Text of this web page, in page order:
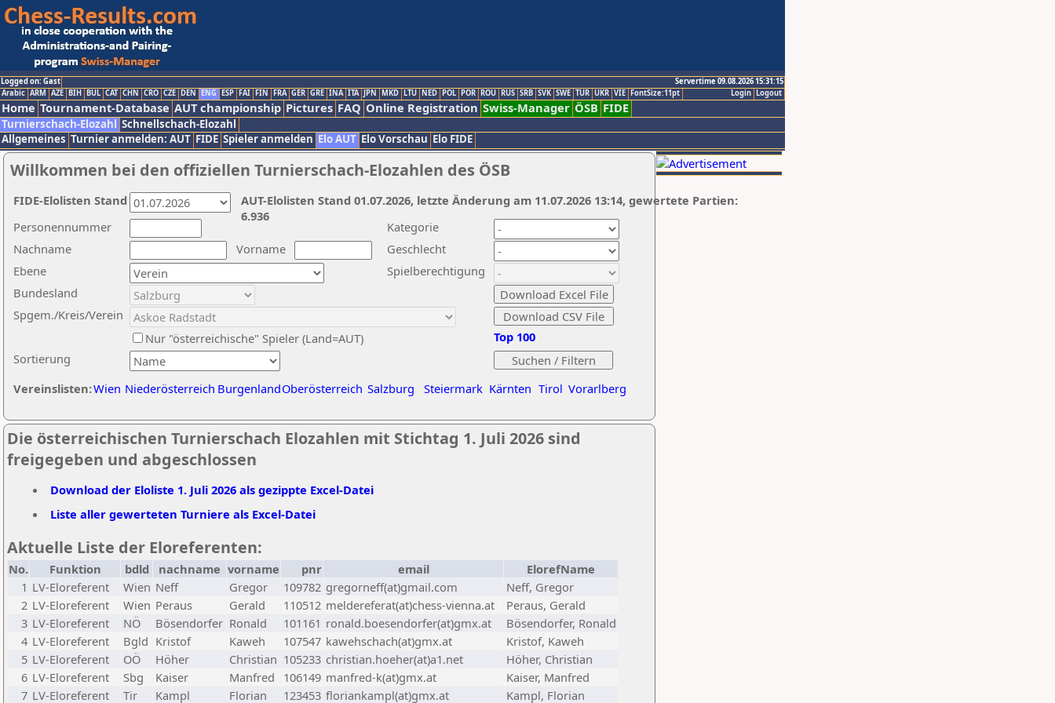
Logged on: Gast
Servertime 09.08.2026 15:31:15
Logout
Login
Arabic ARM AZE BIH BUL CAT CHN CRO CZE DEN ENG ESP FAI FIN FRA GER GRE INA ITA JPN MKD LTU NED POL POR ROU RUS SRB SVK SWE TUR UKR VIE FontSize:11pt
Home Tournament-Database AUT championship Pictures FAQ Online Registration Swiss-Manager ÖSB FIDE
Turnierschach-Elozahl Schnellschach-Elozahl
Allgemeines Turnier anmelden: AUT FIDE Spieler anmelden Elo AUT Elo Vorschau Elo FIDE
Willkommen bei den offiziellen Turnierschach-Elozahlen des ÖSB
Nachname
Vorname
Ebene
Kategorie
Sortierung
Personennummer
Bundesland
Spgem./Kreis/Verein
Geschlecht
Nur "österreichische" Spieler (Land=AUT)
Spielberechtigung
Vereinslisten:Wien Niederösterreich BurgenlandOberösterreich Salzburg Steiermark Kärnten Tirol Vorarlberg
Top 100
AUT-Elolisten Stand 01.07.2026, letzte Änderung am 11.07.2026 13:14, gewertete Partien:
6.936
FIDE-Elolisten Stand
Die österreichischen Turnierschach Elozahlen mit Stichtag 1. Juli 2026 sind
freigegeben und abgeschlossen
Download der Eloliste 1. Juli 2026 als gezippte Excel-Datei
Liste aller gewerteten Turniere als Excel-Datei
Aktuelle Liste der Eloreferenten:
No. Funktion bdld nachname vorname pnr email
ElorefName
1 LV-Eloreferent Wien Neff Gregor 109782 gregorneff(at)gmail.com
Neff, Gregor
2 LV-Eloreferent Wien Peraus Gerald 110512 meldereferat(at)chess-vienna.at
Peraus, Gerald
3 LV-Eloreferent NÖ Bösendorfer Ronald 101161 ronald.boesendorfer(at)gmx.at
Bösendorfer, Ronald
4 LV-Eloreferent Bgld Kristof Kaweh 107547 kawehschach(at)gmx.at
Kristof, Kaweh
5 LV-Eloreferent OÖ Höher Christian 105233 christian.hoeher(at)a1.net
Höher, Christian
6 LV-Eloreferent Sbg Kaiser Manfred 106149 manfred-k(at)gmx.at
Kaiser, Manfred
7 LV-Eloreferent Tir Kampl Florian 123453 floriankampl(at)gmx.at Kampl, Florian